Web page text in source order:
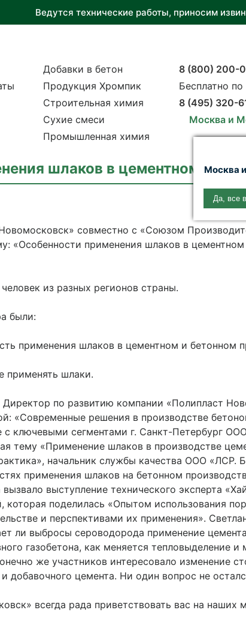
Ведутся технические работы, приносим
Добавки в бетон
Продукция Хромпик
Строительная химия
Сухие смеси
Промышленная химия
8 (800) 200-
Бесплатно
8 (495) 320-
Москва и
Москва
Да, все
шлаков в цементном и
совместно с «Союзом
«Особенности применения шлаков в
из разных регионов страны.
были:
применения шлаков в цементном и бетонном
применять шлаки.
по развитию компании «Полипласт
«Современные решения в производстве
с ключевыми сегментами г. Санкт-Петербург
тему «Применение шлаков в производстве
начальник службы качества ООО «ЛСР.
применения шлаков на бетонном
выступление технического эксперта
поделилась «Опытом использования
и перспективами их применения».
ли выбросы сероводорода применение
газобетона, как меняется тепловыделение и
же участников интересовало изменение
добавочного цемента. Ни один вопрос не
всегда рада приветствовать вас на наших